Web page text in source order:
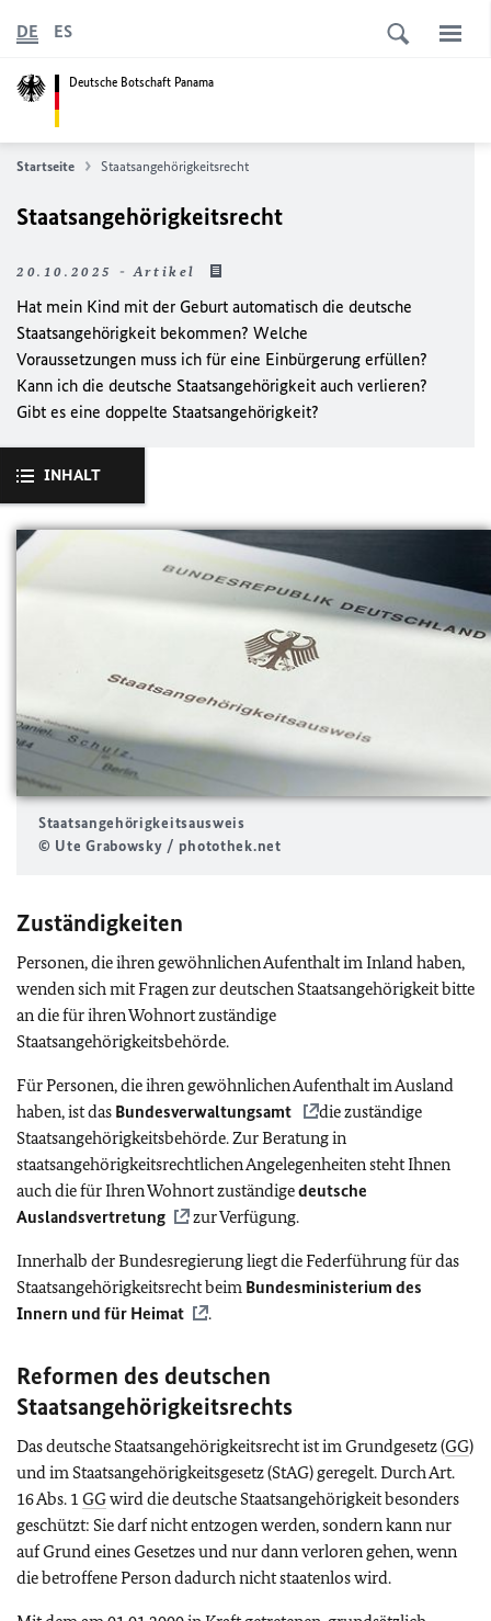
Deutsche Botschaft Panama
DE ES
Startseite Staatsangehörigkeitsrecht
Staatsangehörigkeitsrecht
20.10.2025 - Artikel
Hat mein Kind mit der Geburt automatisch die deutsche
Staatsangehörigkeit bekommen? Welche
Voraussetzungen muss ich für eine Einbürgerung erfüllen?
Kann ich die deutsche Staatsangehörigkeit auch verlieren?
Gibt es eine doppelte Staatsangehörigkeit?
INHALT
Staatsangehörigkeitsausweis
© Ute Grabowsky / photothek.net
Zuständigkeiten
Personen, die ihren gewöhnlichen Aufenthalt im Inland haben,
wenden sich mit Fragen zur deutschen Staatsangehörigkeit bitte
an die für ihren Wohnort zuständige
Staatsangehörigkeitsbehörde.
Für Personen, die ihren gewöhnlichen Aufenthalt im Ausland
haben, ist das Bundesverwaltungsamt
die zuständige
Staatsangehörigkeitsbehörde. Zur Beratung in
staatsangehörigkeitsrechtlichen Angelegenheiten steht Ihnen
auch die für Ihren Wohnort zuständigedeutsche
Auslandsvertretung
zur Verfügung.
Innerhalb der Bundesregierung liegt die Federführung für das
Staatsangehörigkeitsrecht beim Bundesministerium des
Innern und für Heimat
.
Reformen des deutschen
Staatsangehörigkeitsrechts
Das deutsche Staatsangehörigkeitsrecht ist im Grundgesetz (GG)
und im Staatsangehörigkeitsgesetz (StAG) geregelt. Durch Art.
16 Abs. 1 GGwird die deutsche Staatsangehörigkeit besonders
geschützt: Sie darf nicht entzogen werden, sondern kann nur
auf Grund eines Gesetzes und nur dann verloren gehen, wenn
die betroffene Person dadurch nicht staatenlos wird.